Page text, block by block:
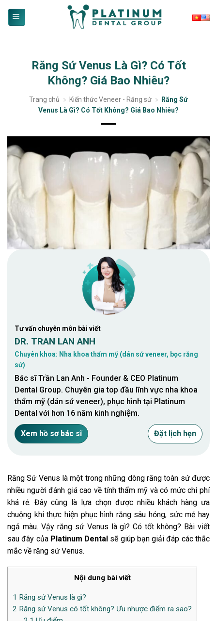
Răng Sứ Venus Là Gì? Có Tốt
Không? Giá Bao Nhiêu?
Trang chủ » Kiến thức Veneer - Răng sứ »
Răng Sứ
Venus Là Gì? Có Tốt Không? Giá Bao Nhiêu?
Tư vấn chuyên môn bài viết
DR. TRAN LAN ANH
Chuyên khoa: Nha khoa thẩm mỹ (dán sứ veneer, bọc răng
sứ)
Bác sĩ Trần Lan Anh - Founder & CEO Platinum
Dental Group. Chuyên gia top đầu lĩnh vực nha khoa
thẩm mỹ (dán sứ veneer), phục hình tại Platinum
Dental với hơn 16 năm kinh nghiệm.
Xem hồ sơ bác sĩ Đặt lịch hẹn
Răng Sứ Venus là một trong những dòng răng toàn sứ được
nhiều người đánh giá cao về tính thẩm mỹ và có mức chi phí
khá rẻ. Đây cũng là lựa chọn được nhiều khách hàng ưa
chuộng khi thực hiện phục hình răng sâu hỏng, sức mẻ hay
ngả màu. Vậy răng sứ Venus là gì? Có tốt không? Bài viết
sau đây của Platinum Dental sẽ giúp bạn giải đáp các thắc
mắc về răng sứ Venus.
Nội dung bài viết
1 Răng sứ Venus là gì?
2 Răng sứ Venus có tốt không? Ưu nhược điểm ra sao?